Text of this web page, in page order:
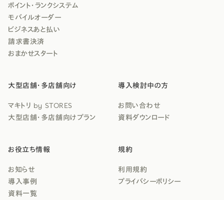
ポイント・ランクシステム
モバイルオーダー
ビジネスあと払い
請求書決済
おまかせスタート
大型店舗・多店舗向け
マキトリ by STORES
大型店舗・多店舗向けプラン
お役立ち情報
お知らせ
導入事例
資料一覧
導入検討中の方
お問い合わせ
資料ダウンロード
規約
利用規約
プライバシーポリシー